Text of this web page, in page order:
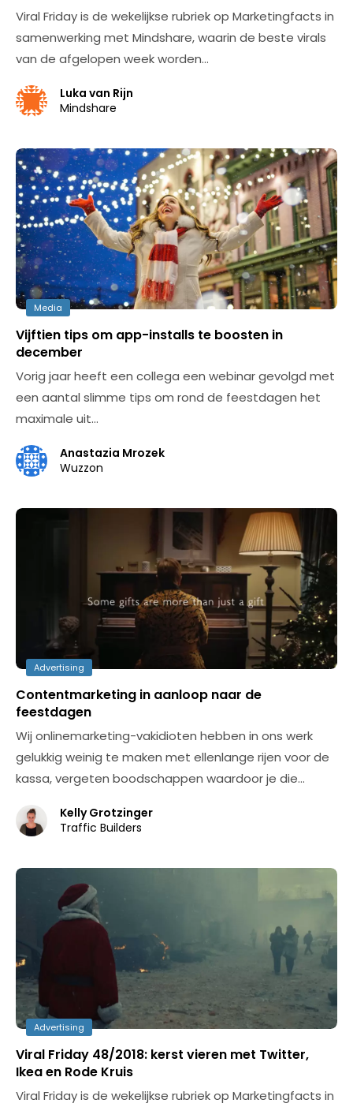
Viral Friday is de wekelijkse rubriek op Marketingfacts in
samenwerking met Mindshare, waarin de beste virals
van de afgelopen week worden…
Luka van Rijn
Mindshare
Media
Vijftien tips om app-installs te boosten in
december
Vorig jaar heeft een collega een webinar gevolgd met
een aantal slimme tips om rond de feestdagen het
maximale uit…
Anastazia Mrozek
Wuzzon
Advertising
Contentmarketing in aanloop naar de
feestdagen
Wij onlinemarketing-vakidioten hebben in ons werk
gelukkig weinig te maken met ellenlange rijen voor de
kassa, vergeten boodschappen waardoor je die…
Kelly Grotzinger
Traffic Builders
Advertising
Viral Friday 48/2018: kerst vieren met Twitter,
Ikea en Rode Kruis
Viral Friday is de wekelijkse rubriek op Marketingfacts in